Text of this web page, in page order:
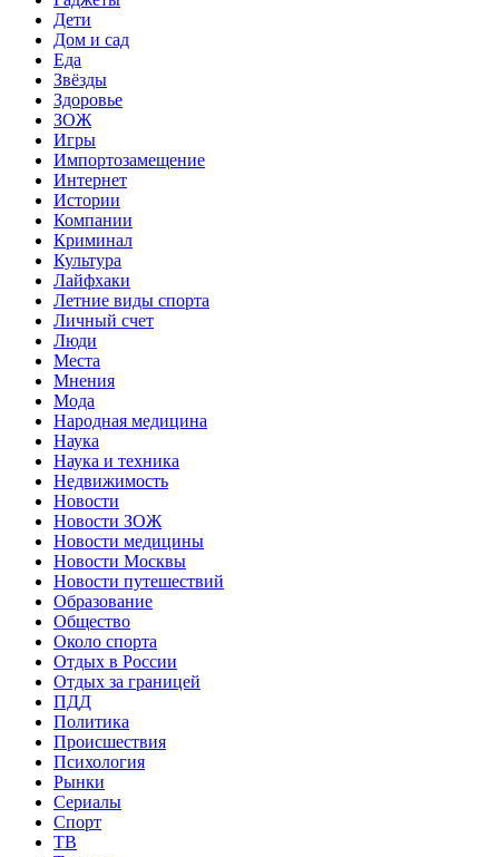
Дети
Дом и сад
Еда
Звёзды
Здоровье
ЗОЖ
Игры
Импортозамещение
Интернет
Истории
Компании
Криминал
Культура
Лайфхаки
Летние виды спорта
Личный счет
Люди
Места
Мнения
Мода
Народная медицина
Наука
Наука и техника
Недвижимость
Новости
Новости ЗОЖ
Новости медицины
Новости Москвы
Новости путешествий
Образование
Общество
Около спорта
Отдых в России
Отдых за границей
ПДД
Политика
Происшествия
Психология
Рынки
Сериалы
Спорт
ТВ